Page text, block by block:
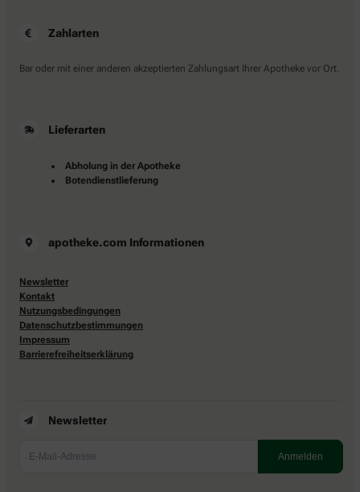
Zahlarten
Bar oder mit einer anderen akzeptierten Zahlungsart Ihrer Apotheke vor Ort.
Lieferarten
Abholung in der Apotheke
Botendienstlieferung
apotheke.com Informationen
Newsletter
Kontakt
Nutzungsbedingungen
Datenschutzbestimmungen
Impressum
Barrierefreiheitserklärung
Newsletter